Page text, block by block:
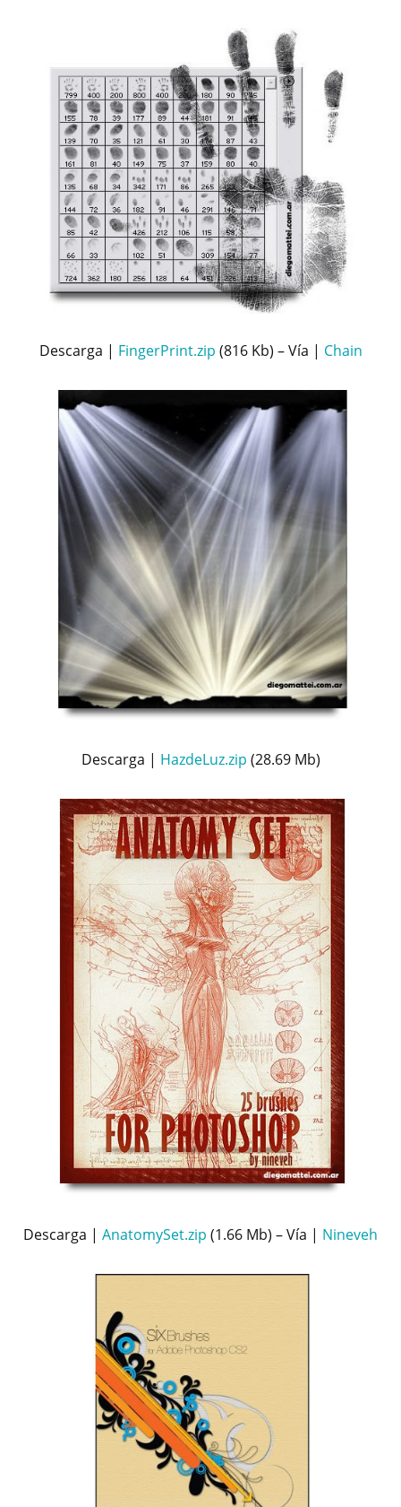
Descarga | FingerPrint.zip (816 Kb) – Vía | Chain
Descarga | HazdeLuz.zip (28.69 Mb)
Descarga | AnatomySet.zip (1.66 Mb) – Vía | Nineveh